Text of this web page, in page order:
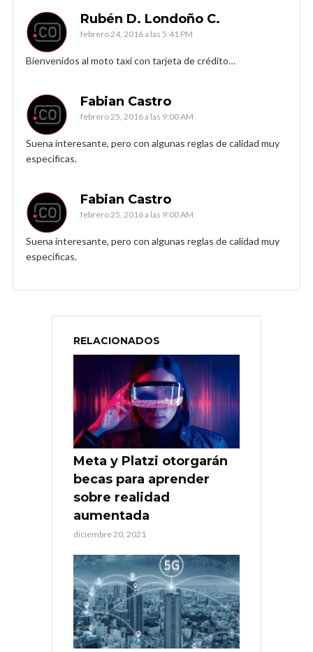
Rubén D. Londoño C.
febrero 24, 2016 a las 5:41 PM
Bienvenidos al moto taxi con tarjeta de crédito…
Fabian Castro
febrero 25, 2016 a las 9:00 AM
Suena interesante, pero con algunas reglas de calidad muy
especificas.
Fabian Castro
febrero 25, 2016 a las 9:00 AM
Suena interesante, pero con algunas reglas de calidad muy
especificas.
RELACIONADOS
Meta y Platzi otorgarán
becas para aprender
sobre realidad
aumentada
diciembre 20, 2021